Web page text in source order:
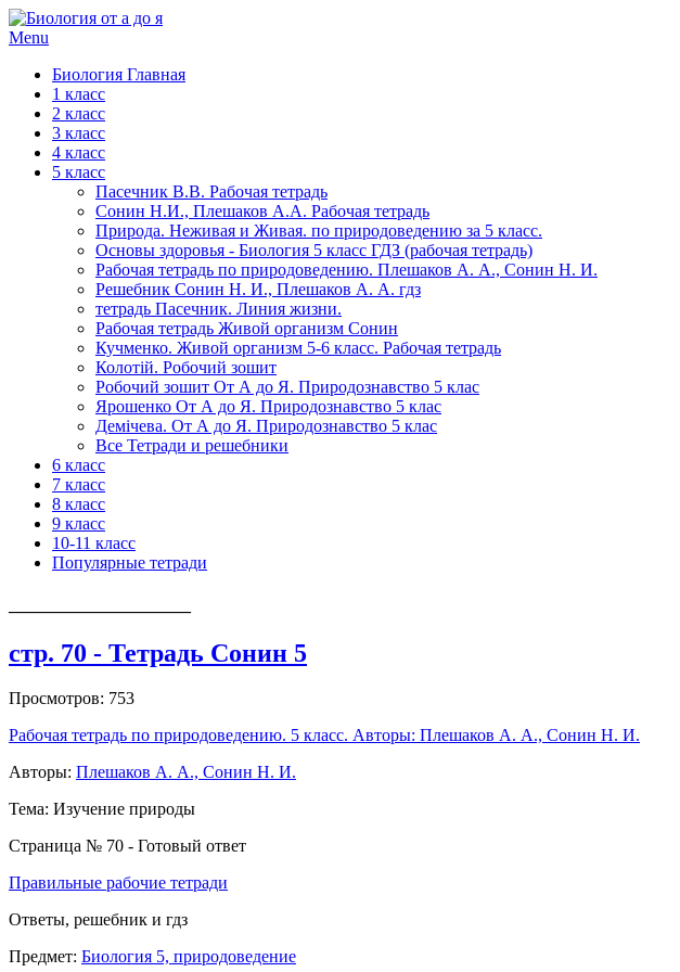
Menu
Биология Главная
1 класс
2 класс
3 класс
4 класс
5 класс
Пасечник В.В. Рабочая тетрадь
Сонин Н.И., Плешаков А.А. Рабочая тетрадь
Природа. Неживая и Живая. по природоведению за 5 класс.
Основы здоровья - Биология 5 класс ГДЗ (рабочая тетрадь)
Рабочая тетрадь по природоведению. Плешаков А. А., Сонин Н. И.
Решебник Сонин Н. И., Плешаков А. А. гдз
тетрадь Пасечник. Линия жизни.
Рабочая тетрадь Живой организм Сонин
Кучменко. Живой организм 5-6 класс. Рабочая тетрадь
Колотій. Робочий зошит
Робочий зошит От А до Я. Природознавство 5 клас
Ярошенко От А до Я. Природознавство 5 клас
Демічева. От А до Я. Природознавство 5 клас
Все Тетради и решебники
6 класс
7 класс
8 класс
9 класс
10-11 класс
Популярные тетради
стр. 70 - Тетрадь Сонин 5
Просмотров: 753
Рабочая тетрадь по природоведению. 5 класс. Авторы: Плешаков А. А., Сонин Н. И.
Авторы: Плешаков А. А., Сонин Н. И.
Тема: Изучение природы
Страница № 70 - Готовый ответ
Правильные рабочие тетради
Ответы, решебник и гдз
Предмет: Биология 5, природоведение